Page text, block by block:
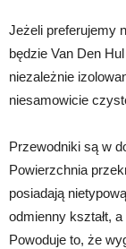
Jeżeli preferujemy
będzie Van Den
niezależnie
niesamowicie
Przewodniki są w
Powierzchnia
posiadają
odmienny kształt,
Powoduje to, że